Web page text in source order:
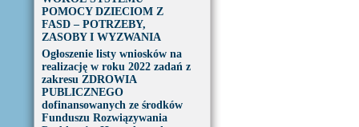
POMOCY DZIECIOM Z
FASD – POTRZEBY,
ZASOBY I WYZWANIA
Ogłoszenie listy wniosków na
realizację w roku 2022 zadań z
zakresu ZDROWIA
PUBLICZNEGO
dofinansowanych ze środków
Funduszu Rozwiązywania